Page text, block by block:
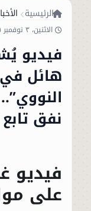
الرئيسية
الاثنين، ٣ نوفمبر ٢٠٢٥ في ٠٨:٢٥ م
فيديو
هائل في
نفق
فيديو
على